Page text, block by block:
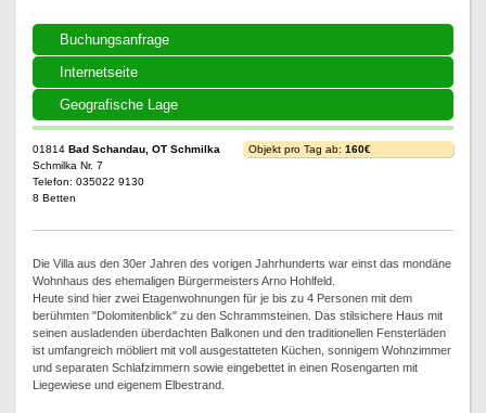
Buchungsanfrage
Internetseite
Geografische Lage
01814 Bad Schandau, OT Schmilka
Schmilka Nr. 7
Telefon: 035022 9130
8 Betten
Objekt pro Tag ab: 160€
Die Villa aus den 30er Jahren des vorigen Jahrhunderts war einst das mondäne
Wohnhaus des ehemaligen Bürgermeisters Arno Hohlfeld.
Heute sind hier zwei Etagenwohnungen für je bis zu 4 Personen mit dem
berühmten "Dolomitenblick" zu den Schrammsteinen. Das stilsichere Haus mit
seinen ausladenden überdachten Balkonen und den traditionellen Fensterläden
ist umfangreich möbliert mit voll ausgestatteten Küchen, sonnigem Wohnzimmer
und separaten Schlafzimmern sowie eingebettet in einen Rosengarten mit
Liegewiese und eigenem Elbestrand.